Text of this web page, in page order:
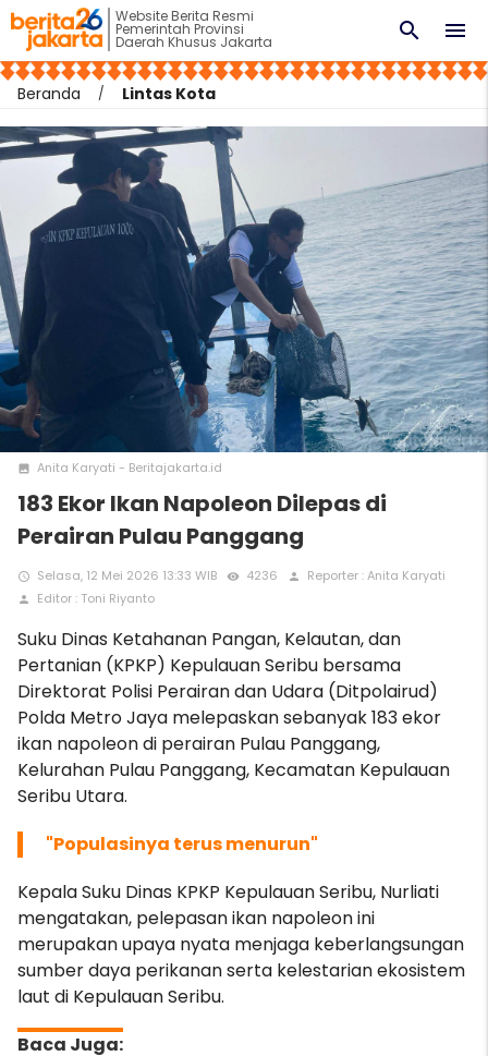
Website Berita Resmi
Pemerintah Provinsi
Daerah Khusus Jakarta menu
search
Beranda Lintas Kota
photo Anita Karyati - Beritajakarta.id
183 Ekor Ikan Napoleon Dilepas di
Perairan Pulau Panggang
access_time Selasa, 12 Mei 2026 13:33 WIB remove_red_eye 4236 person Reporter : Anita Karyati
person Editor : Toni Riyanto
Suku Dinas Ketahanan Pangan, Kelautan, dan
Pertanian (KPKP) Kepulauan Seribu bersama
Direktorat Polisi Perairan dan Udara (Ditpolairud)
Polda Metro Jaya melepaskan sebanyak 183 ekor
ikan napoleon di perairan Pulau Panggang,
Kelurahan Pulau Panggang, Kecamatan Kepulauan
Seribu Utara.
"Populasinya terus menurun"
Kepala Suku Dinas KPKP Kepulauan Seribu, Nurliati
mengatakan, pelepasan ikan napoleon ini
merupakan upaya nyata menjaga keberlangsungan
sumber daya perikanan serta kelestarian ekosistem
laut di Kepulauan Seribu.